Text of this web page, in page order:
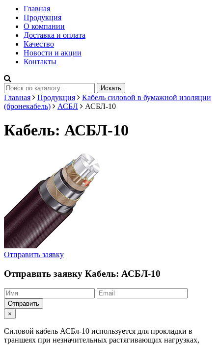
Главная
Продукция
О компании
Доставка и оплата
Качество
Новости и акции
Контакты
Искать
Главная Продукция
Кабель силовой в бумажной изоляции
(бронекабель)
АСБЛ АСБЛ-10
Кабель: АСБЛ-10
Отправить заявку
Отправить заявку Кабель: АСБЛ-10
Отправить
×
Силовой кабель АСБл-10 используется для прокладки в
траншеях при незначительных растягивающих нагрузках,